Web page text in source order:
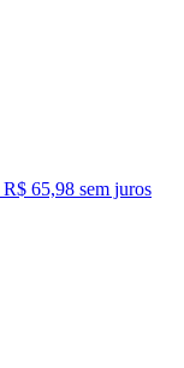
R$ 65,98 sem juros